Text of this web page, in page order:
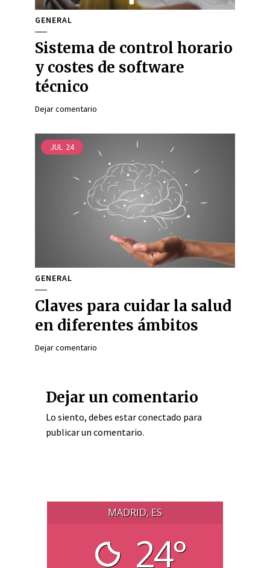
GENERAL
Sistema de control horario
y costes de software
técnico
Dejar comentario
JUL 24
GENERAL
Claves para cuidar la salud
en diferentes ámbitos
Dejar comentario
Dejar un comentario
Lo siento, debes estarconectado para
publicar un comentario.
MADRID, ES
24°